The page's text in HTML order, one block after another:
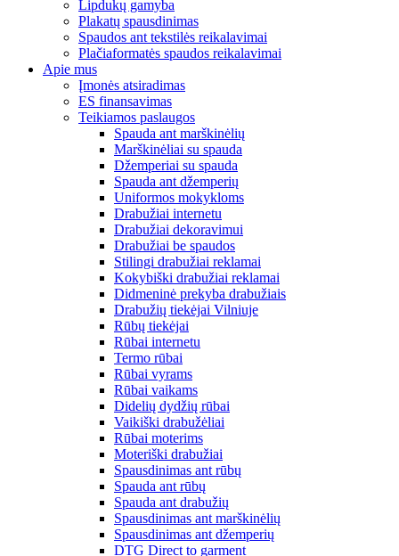
Lipdukų gamyba
Plakatų spausdinimas
Spaudos ant tekstilės reikalavimai
Plačiaformatės spaudos reikalavimai
Apie mus
Įmonės atsiradimas
ES finansavimas
Teikiamos paslaugos
Spauda ant marškinėlių
Marškinėliai su spauda
Džemperiai su spauda
Spauda ant džemperių
Uniformos mokykloms
Drabužiai internetu
Drabužiai dekoravimui
Drabužiai be spaudos
Stilingi drabužiai reklamai
Kokybiški drabužiai reklamai
Didmeninė prekyba drabužiais
Drabužių tiekėjai Vilniuje
Rūbų tiekėjai
Rūbai internetu
Termo rūbai
Rūbai vyrams
Rūbai vaikams
Didelių dydžių rūbai
Vaikiški drabužėliai
Rūbai moterims
Moteriški drabužiai
Spausdinimas ant rūbų
Spauda ant rūbų
Spauda ant drabužių
Spausdinimas ant marškinėlių
Spausdinimas ant džemperių
DTG Direct to garment